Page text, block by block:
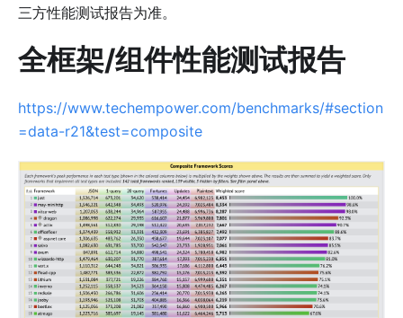
三方性能测试报告为准。
全框架/组件性能测试报告
https://www.techempower.com/benchmarks/#section
=data-r21&test=composite